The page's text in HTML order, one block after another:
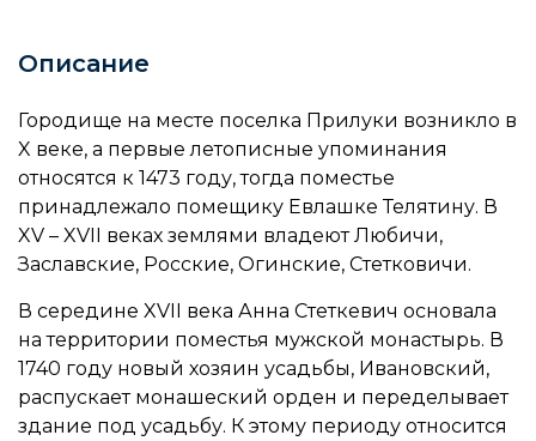
Описание
Городище на месте поселка Прилуки возникло в
X веке, а первые летописные упоминания
относятся к 1473 году, тогда поместье
принадлежало помещику Евлашке Телятину. В
XV – XVII веках землями владеют Любичи,
Заславские, Росские, Огинские, Стетковичи.
В середине XVII века Анна Стеткевич основала
на территории поместья мужской монастырь. В
1740 году новый хозяин усадьбы, Ивановский,
распускает монашеский орден и переделывает
здание под усадьбу. К этому периоду относится